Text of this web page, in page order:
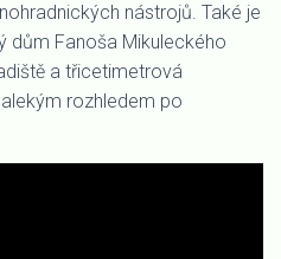
nástrojů. Také je
dům Fanoša Mikuleckého
a třicetimetrová
rozhledem po